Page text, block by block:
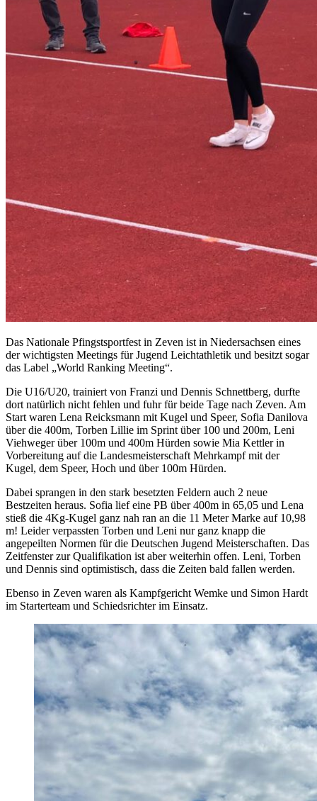
Das Nationale Pfingstsportfest in Zeven ist in Niedersachsen eines
der wichtigsten Meetings für Jugend Leichtathletik und besitzt sogar
das Label „World Ranking Meeting“.
Die U16/U20, trainiert von Franzi und Dennis Schnettberg, durfte
dort natürlich nicht fehlen und fuhr für beide Tage nach Zeven. Am
Start waren Lena Reicksmann mit Kugel und Speer, Sofia Danilova
über die 400m, Torben Lillie im Sprint über 100 und 200m, Leni
Viehweger über 100m und 400m Hürden sowie Mia Kettler in
Vorbereitung auf die Landesmeisterschaft Mehrkampf mit der
Kugel, dem Speer, Hoch und über 100m Hürden.
Dabei sprangen in den stark besetzten Feldern auch 2 neue
Bestzeiten heraus. Sofia lief eine PB über 400m in 65,05 und Lena
stieß die 4Kg-Kugel ganz nah ran an die 11 Meter Marke auf 10,98
m! Leider verpassten Torben und Leni nur ganz knapp die
angepeilten Normen für die Deutschen Jugend Meisterschaften. Das
Zeitfenster zur Qualifikation ist aber weiterhin offen. Leni, Torben
und Dennis sind optimistisch, dass die Zeiten bald fallen werden.
Ebenso in Zeven waren als Kampfgericht Wemke und Simon Hardt
im Starterteam und Schiedsrichter im Einsatz.